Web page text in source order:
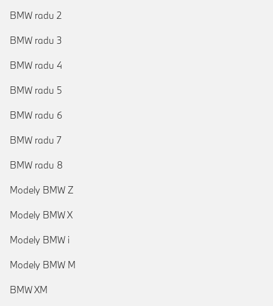
BMW radu 2
BMW radu 3
BMW radu 4
BMW radu 5
BMW radu 6
BMW radu 7
BMW radu 8
Modely BMW Z
Modely BMW X
Modely BMW i
Modely BMW M
BMW XM